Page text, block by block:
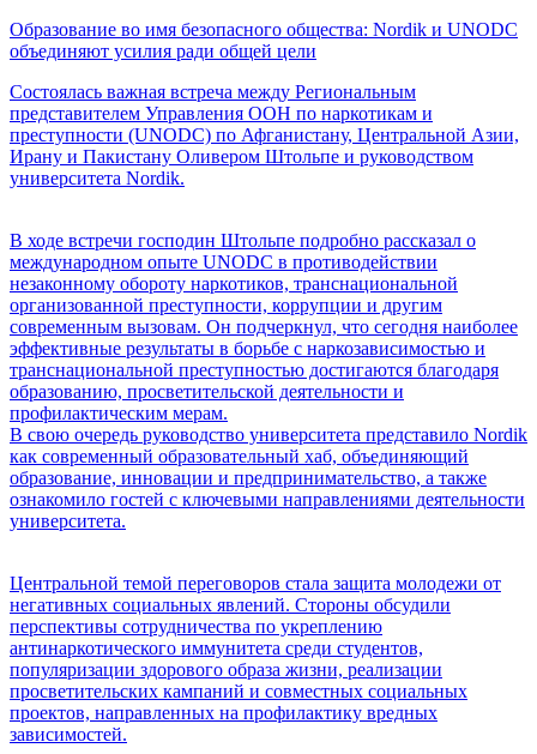
Образование во имя безопасного общества: Nordik и UNODC
объединяют усилия ради общей цели
Состоялась важная встреча между Региональным
представителем Управления ООН по наркотикам и
преступности (UNODC) по Афганистану, Центральной Азии,
Ирану и Пакистану Оливером Штольпе и руководством
университета Nordik.
В ходе встречи господин Штольпе подробно рассказал о
международном опыте UNODC в противодействии
незаконному обороту наркотиков, транснациональной
организованной преступности, коррупции и другим
современным вызовам. Он подчеркнул, что сегодня наиболее
эффективные результаты в борьбе с наркозависимостью и
транснациональной преступностью достигаются благодаря
образованию, просветительской деятельности и
профилактическим мерам.
В свою очередь руководство университета представило Nordik
как современный образовательный хаб, объединяющий
образование, инновации и предпринимательство, а также
ознакомило гостей с ключевыми направлениями деятельности
университета.
Центральной темой переговоров стала защита молодежи от
негативных социальных явлений. Стороны обсудили
перспективы сотрудничества по укреплению
антинаркотического иммунитета среди студентов,
популяризации здорового образа жизни, реализации
просветительских кампаний и совместных социальных
проектов, направленных на профилактику вредных
зависимостей.